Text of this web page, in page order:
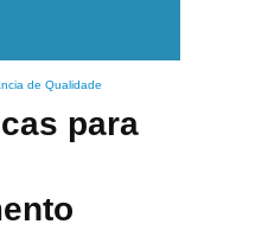
de Qualidade
para